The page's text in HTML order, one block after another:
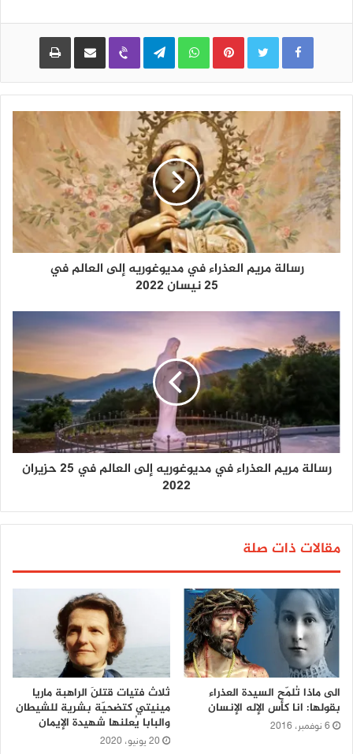
Pinterest
WhatsApp
Telegram
Viber مشاركة عبر البريد طباعة
رسالة مريم العذراء في مديوغوريه إلى العالم في
25 نيسان 2022
رسالة مريم العذراء في مديوغوريه إلى العالم في 25 حزيران
2022
مقالات ذات صلة
الى ماذا تُلمّح السيدة العذراء
بقولها: انا كأس الإله الإنسان
6 نوفمبر، 2016
ثلاث فتيات قتلنَ الراهبة ماريا
مينيتي كتضحيّة بشرية للشيطان
والبابا يُعلنها شهيدة الإيمان
20 يونيو، 2020